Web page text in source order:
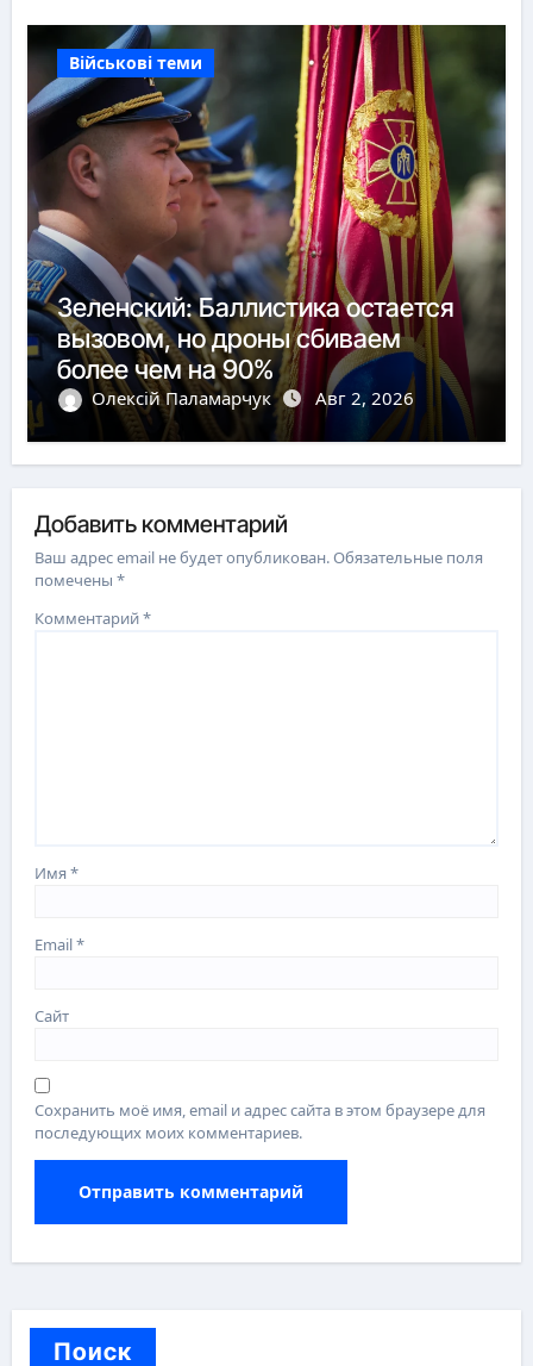
Військові теми
Зеленский: Баллистика остается
вызовом, но дроны сбиваем
более чем на 90%
Олексій Паламарчук Авг 2, 2026
Добавить комментарий
Ваш адрес email не будет опубликован.Обязательные поля
помечены*
Комментарий*
Имя*
Email*
Сайт
Сохранить моё имя, email и адрес сайта в этом браузере для
последующих моих комментариев.
Поиск